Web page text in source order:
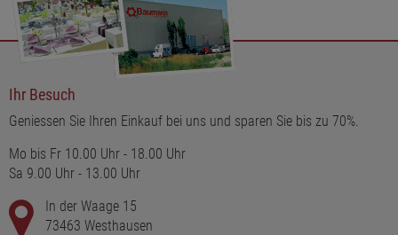
Ihr Besuch
Geniessen Sie Ihren Einkauf bei uns und sparen Sie bis zu 70%.
Mo bis Fr 10.00 Uhr - 18.00 Uhr
Sa 9.00 Uhr - 13.00 Uhr
In der Waage 15
73463 Westhausen